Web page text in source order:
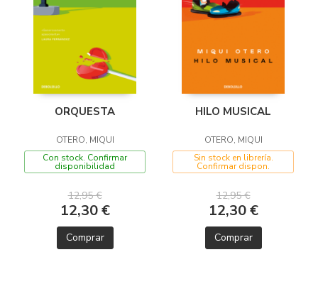
ORQUESTA
OTERO, MIQUI
Con stock. Confirmar
disponibilidad
12,95 €
12,30 €
Comprar
HILO MUSICAL
OTERO, MIQUI
Sin stock en librería.
Confirmar dispon.
12,95 €
12,30 €
Comprar